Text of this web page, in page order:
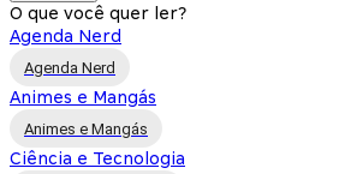
O que você quer ler?
Agenda Nerd
Agenda Nerd
Animes e Mangás
Animes e Mangás
Ciência e Tecnologia